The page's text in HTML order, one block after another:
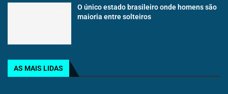
O único estado brasileiro onde homens são
maioria entre solteiros
AS MAIS LIDAS